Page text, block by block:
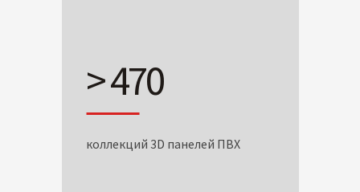
> 470
коллекций 3D панелей ПВХ